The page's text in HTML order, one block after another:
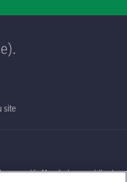
site
Vie Manufacturers qu’elle et ses